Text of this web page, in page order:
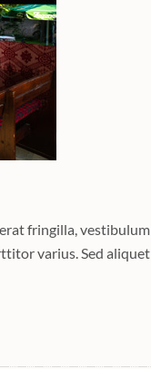
fringilla,
varius. Sed